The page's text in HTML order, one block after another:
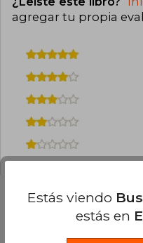
agregar tu propia
Estás viendo
estás en